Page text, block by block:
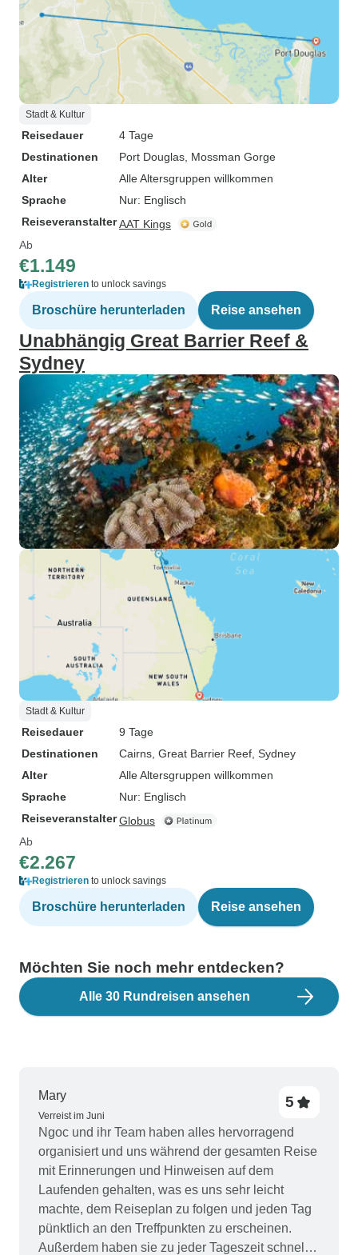
Stadt & Kultur
Reisedauer
4 Tage
Destinationen
Port Douglas , Mossman Gorge
Alter
Alle Altersgruppen willkommen
Sprache
Nur: Englisch
ReiseveranstalterAAT Kings
Ab
€1.149
Registrieren to unlock savings
Broschüre herunterladen Reise ansehen
Unabhängig Great Barrier Reef &
Sydney
Stadt & Kultur
Reisedauer
9 Tage
Destinationen
Cairns , Great Barrier Reef , Sydney
Alter
Alle Altersgruppen willkommen
Sprache
Nur: Englisch
ReiseveranstalterGlobus
Ab
€2.267
Registrieren to unlock savings
Broschüre herunterladen Reise ansehen
Möchten Sie noch mehr entdecken?
Alle 30 Rundreisen ansehen
Mary
Verreist im Juni
5
Ngoc und ihr Team haben alles hervorragend
organisiert und uns während der gesamten Reise
mit Erinnerungen und Hinweisen auf dem
Laufenden gehalten, was es uns sehr leicht
machte, dem Reiseplan zu folgen und jeden Tag
pünktlich an den Treffpunkten zu erscheinen.
Außerdem haben sie zu jeder Tageszeit schnell